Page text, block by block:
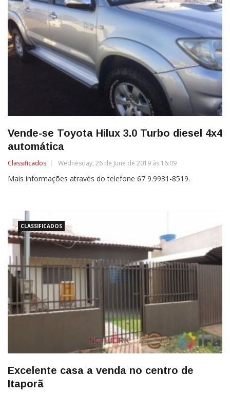
Vende-se Toyota Hilux 3.0 Turbo diesel 4x4
automática
Classificados Wednesday, 26 de June de 2019 às 16:09
Mais informações através do telefone 67 9.9931-8519.
CLASSIFICADOS
Excelente casa a venda no centro de
Itaporã